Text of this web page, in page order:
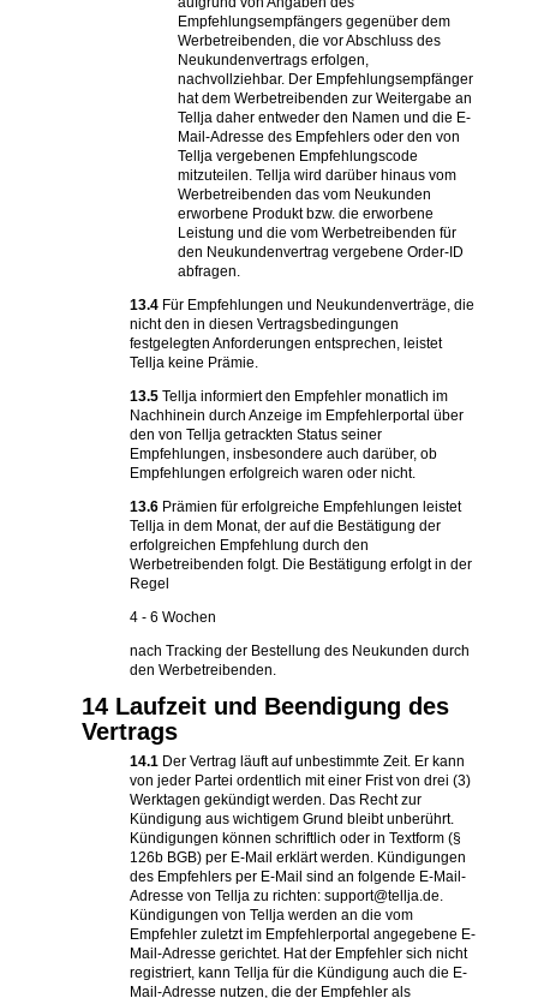
Empfehlungsempfängers gegenüber dem
Werbetreibenden, die vor Abschluss des
Neukundenvertrags erfolgen,
nachvollziehbar. Der Empfehlungsempfänger
hat dem Werbetreibenden zur Weitergabe an
Tellja daher entweder den Namen und die E-
Mail-Adresse des Empfehlers oder den von
Tellja vergebenen Empfehlungscode
mitzuteilen. Tellja wird darüber hinaus vom
Werbetreibenden das vom Neukunden
erworbene Produkt bzw. die erworbene
Leistung und die vom Werbetreibenden für
den Neukundenvertrag vergebene Order-ID
abfragen.
13.4 Für Empfehlungen und Neukundenverträge, die
nicht den in diesen Vertragsbedingungen
festgelegten Anforderungen entsprechen, leistet
Tellja keine Prämie.
13.5 Tellja informiert den Empfehler monatlich im
Nachhinein durch Anzeige im Empfehlerportal über
den von Tellja getrackten Status seiner
Empfehlungen, insbesondere auch darüber, ob
Empfehlungen erfolgreich waren oder nicht.
13.6 Prämien für erfolgreiche Empfehlungen leistet
Tellja in dem Monat, der auf die Bestätigung der
erfolgreichen Empfehlung durch den
Werbetreibenden folgt. Die Bestätigung erfolgt in der
Regel
4 - 6 Wochen
nach Tracking der Bestellung des Neukunden durch
den Werbetreibenden.
14 Laufzeit und Beendigung des
Vertrags
14.1 Der Vertrag läuft auf unbestimmte Zeit. Er kann
von jeder Partei ordentlich mit einer Frist von drei (3)
Werktagen gekündigt werden. Das Recht zur
Kündigung aus wichtigem Grund bleibt unberührt.
Kündigungen können schriftlich oder in Textform (§
126b BGB) per E-Mail erklärt werden. Kündigungen
des Empfehlers per E-Mail sind an folgende E-Mail-
Adresse von Tellja zu richten: support@tellja.de.
Kündigungen von Tellja werden an die vom
Empfehler zuletzt im Empfehlerportal angegebene E-
Mail-Adresse gerichtet. Hat der Empfehler sich nicht
registriert, kann Tellja für die Kündigung auch die E-
Mail-Adresse nutzen, die der Empfehler als